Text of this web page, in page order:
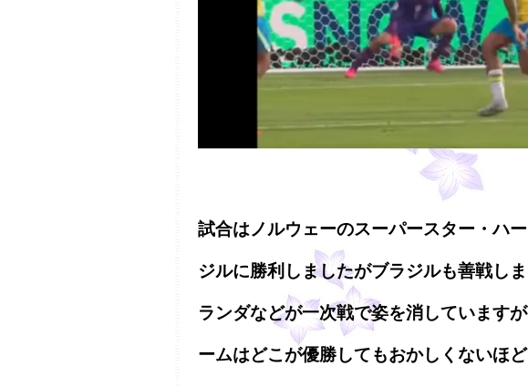
試合はノルウェーのスーパースター・ハ
ジルに勝利しましたがブラジルも善戦し
ランダなどが一次戦で姿を消しています
ームはどこが優勝してもおかしくないほ